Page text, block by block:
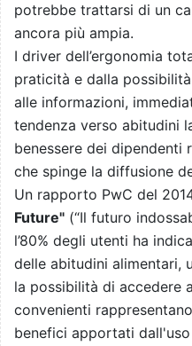
potrebbe trattarsi di un
ancora più ampia.
I driver dell’ergonomia
praticità e dalla
alle informazioni,
tendenza verso abitudini
benessere dei dipendenti
che spinge la diffusione
Un rapporto PwC del
Future" (“Il futuro
l’80% degli utenti ha
delle abitudini alimentari,
la possibilità di accedere
convenienti
benefici apportati